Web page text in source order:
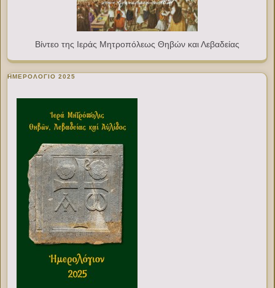
Βίντεο της Ιεράς Μητροπόλεως Θηβών και Λεβαδείας
ΗΜΕΡΟΛΟΓΙΟ 2025